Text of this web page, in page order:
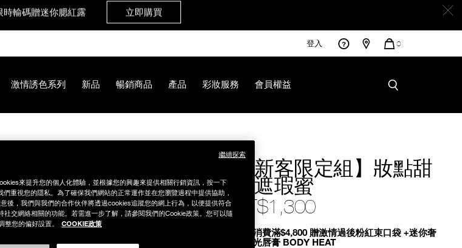
時輸碼贈迷你腮紅露 立即購買
登入
您
0
激情誘色系列 新品 暢銷商品 產品 彩妝服務 會員權益
【新客限定組】妝點甜
心遮瑕蜜
NT$1,300
Promotions
全館消費滿$4,800 贈激情過後粉紅束口袋 +迷你奢
慾緞光唇膏 BODY HEAT
來提升您的個人化體驗，並根據您的興趣來提供相關行銷資訊，按一下
們重視您的隱私。為了確保我們網站的正常運作並在您瀏覽過程中提供協助，
後，我們與我們的合作伙伴將透過cookies追蹤您的網上行為，以便提供符合
交網絡相關的功能。若需進一步了解，請參閱我們的Cookie政策。您可以隨
您的偏好設置。
COOKIE政策
繼續探索